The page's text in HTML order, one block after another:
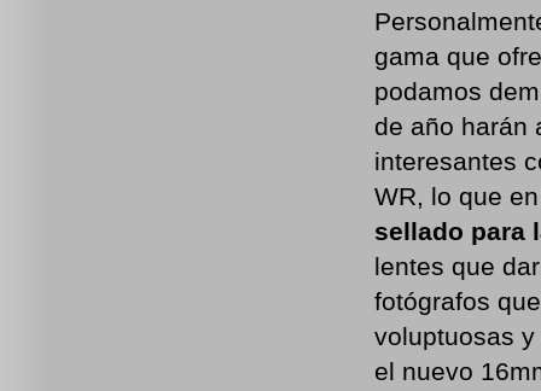
gama que
podamos
de año harán
interesantes
WR, lo que
sellado para
lentes que
fotógrafos
voluptuosas
el nuevo